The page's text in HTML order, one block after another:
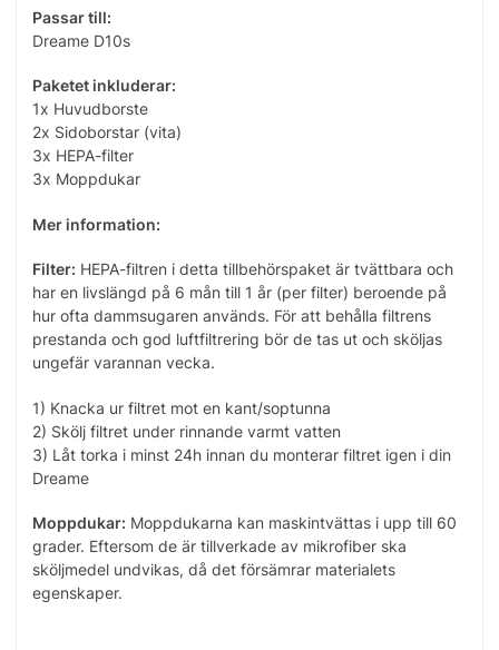
Passar till:
Dreame D10s
Paketet inkluderar:
1x Huvudborste
2x Sidoborstar (vita)
3x HEPA-filter
3x Moppdukar
Mer information:
Filter: HEPA-filtren i detta tillbehörspaket är tvättbara och
har en livslängd på 6 mån till 1 år (per filter) beroende på
hur ofta dammsugaren används. För att behålla filtrens
prestanda och god luftfiltrering bör de tas ut och sköljas
ungefär varannan vecka.
1) Knacka ur filtret mot en kant/soptunna
2) Skölj filtret under rinnande varmt vatten
3) Låt torka i minst 24h innan du monterar filtret igen i din
Dreame
Moppdukar: Moppdukarna kan maskintvättas i upp till 60
grader. Eftersom de är tillverkade av mikrofiber ska
sköljmedel undvikas, då det försämrar materialets
egenskaper.